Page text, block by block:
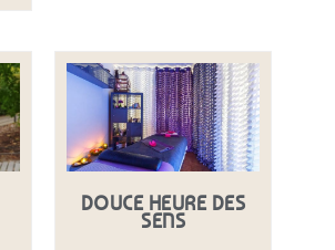
DOUCE HEURE DES
SENS